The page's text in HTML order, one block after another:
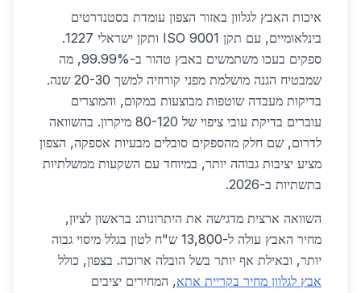
איכות האבץ לגלוון באזור הצפון עומדת בסטנדרטים
בינלאומיים, עם תקן ISO 9001 ותקן ישראלי 1227.
ספקים בעכו משתמשים באבץ טהור ב-99.99%, מה
שמבטיח הגנה מושלמת מפני קורוזיה למשך 20-30 שנה.
בדיקות מעבדה שוטפות מבוצעות במקום, והמוצרים
עוברים בדיקת עובי ציפוי של 80-120 מיקרון. בהשוואה
לדרום, שם חלק מהספקים סובלים מבעיות אספקה, הצפון
מציע יציבות גבוהה יותר, במיוחד עם השקעות ממשלתיות
בתשתיות ב-2026.
השוואה ארצית מדגישה את היתרונות: בראשון לציון,
מחיר האבץ עולה ל-13,800 ש"ח לטון בגלל מיסוי גבוה
יותר, ובאילת אף יותר בשל הובלה ארוכה. בצפון, כולל
אבץ לגלוון מחיר בקריית אתא, המחירים יציבים